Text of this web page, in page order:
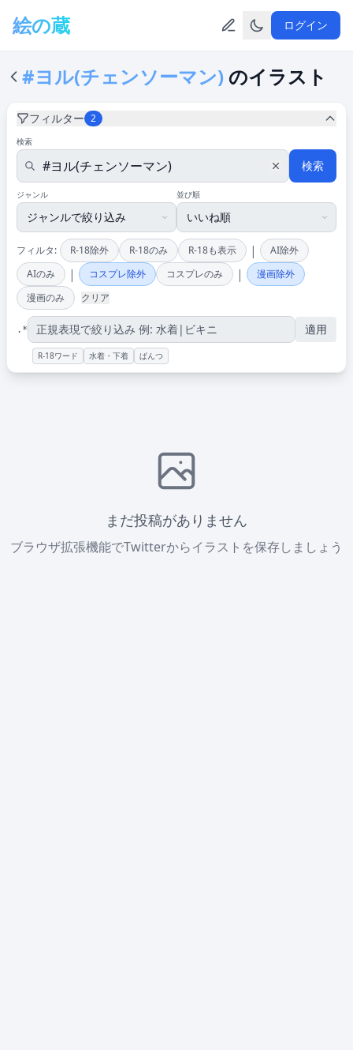
絵の蔵 ログイン
#ヨル(チェンソーマン) のイラスト
フィルター 2
検索
検索
ジャンル 並び順
フィルタ: R-18除外 R-18のみ R-18も表示 |
AI除外
AIのみ
| コスプレ除外 コスプレのみ |
漫画除外
漫画のみ
クリア
.* 適用
R-18ワード 水着・下着 ぱんつ
まだ投稿がありません
ブラウザ拡張機能でTwitterからイラストを保存しましょう